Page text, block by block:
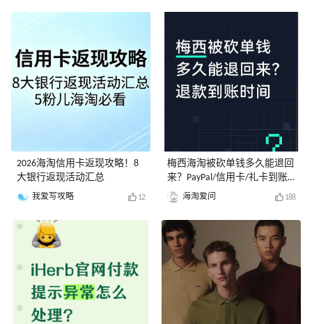
2026海淘信用卡返现攻略！8
大银行返现活动汇总
我爱写攻略 12
梅西海淘被砍单钱多久能退回
来？PayPal/信用卡/礼卡到账
时间海淘爱问 188